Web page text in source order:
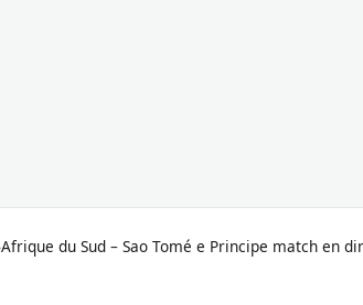
Afrique du Sud – Sao Tomé e Principe match en